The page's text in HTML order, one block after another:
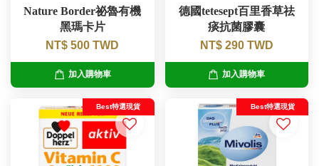
Nature Border祕魯有機
黑瑪卡片
NT$ 500 TWD
加入購物車
德國tetesept百里香草祛
痰抗菌膠囊
NT$ 290 TWD
加入購物車
Best特選現貨 Best特選現貨